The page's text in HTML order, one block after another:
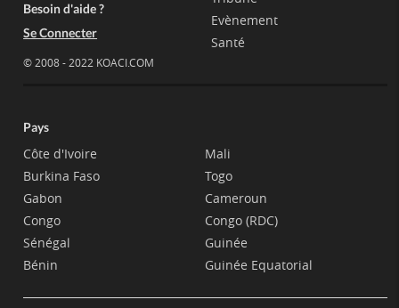
Besoin d'aide ?
Se Connecter
© 2008 - 2022 KOACI.COM
Evènement
Santé
Pays
Côte d'Ivoire
Burkina Faso
Gabon
Congo
Sénégal
Bénin
Mali
Togo
Cameroun
Congo (RDC)
Guinée
Guinée Equatorial